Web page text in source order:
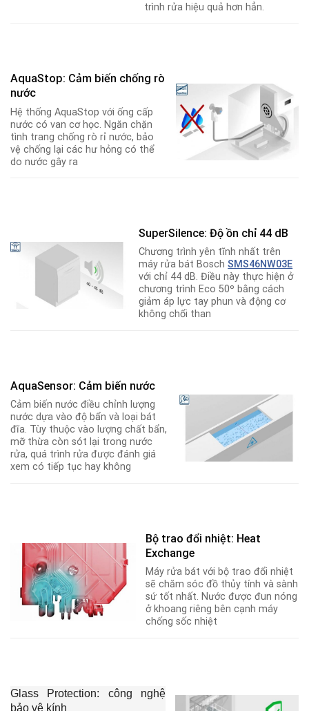
trình rửa hiệu quả hơn hẳn.
AquaStop: Cảm biến chống rò
nước
Hệ thống AquaStop với ống cấp
nước có van cơ học. Ngăn chặn
tình trang chống rò rỉ nước, bảo
vệ chống lại các hư hỏng có thể
do nước gây ra
SuperSilence: Độ ồn chỉ 44 dB
Chương trình yên tĩnh nhất trên
máy rửa bát BoschSMS46NW03E
với chỉ 44 dB. Điều này thực hiện ở
chương trình Eco 50º bằng cách
giảm áp lực tay phun và động cơ
không chổi than
AquaSensor: Cảm biến nước
Cảm biến nước điều chỉnh lượng
nước dựa vào độ bẩn và loại bát
đĩa. Tùy thuộc vào lượng chất bẩn,
mỡ thừa còn sót lại trong nước
rửa, quá trình rửa được đánh giá
xem có tiếp tục hay không
Bộ trao đổi nhiệt: Heat
Exchange
Máy rửa bát với bộ trao đổi nhiệt
sẽ chăm sóc đồ thủy tính và sành
sứ tốt nhất. Nước được đun nóng
ở khoang riêng bên cạnh máy
chống sốc nhiệt
Glass Protection: công nghệ
bảo vệ kính